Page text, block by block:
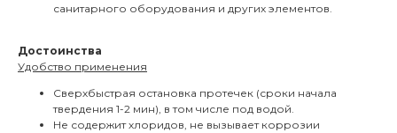
санитарного оборудования и других элементов.
Достоинства
Удобство применения
Сверхбыстрая остановка протечек (сроки начала
твердения 1-2 мин), в том числе под водой.
Не содержит хлоридов, не вызывает коррозии